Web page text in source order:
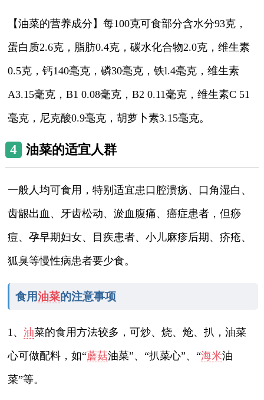
【油菜的营养成分】每100克可食部分含水分93克，
蛋白质2.6克，脂肪0.4克，碳水化合物2.0克，维生素
0.5克，钙140毫克，磷30毫克，铁l.4毫克，维生素
A3.15毫克，B1 0.08毫克，B2 0.11毫克，维生素C 51
毫克，尼克酸0.9毫克，胡萝卜素3.15毫克。
4 油菜的适宜人群
一般人均可食用，特别适宜患口腔溃疡、口角湿白、
齿龈出血、牙齿松动、淤血腹痛、癌症患者，但痧
痘、孕早期妇女、目疾患者、小儿麻疹后期、疥疮、
狐臭等慢性病患者要少食。
食用油菜的注意事项
1、油菜的食用方法较多，可炒、烧、炝、扒，油菜
心可做配料，如“蘑菇油菜”、“扒菜心”、“海米油
菜”等。